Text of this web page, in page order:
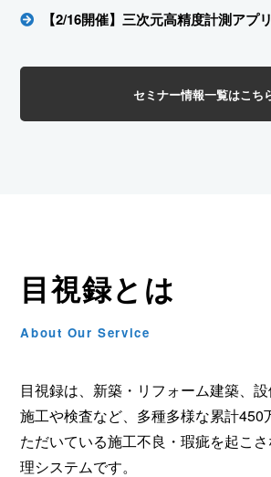
【2/16開催】三次元高精度計測アプ
セミナー情報一覧はこち
目視録とは
About Our Service
目視録は、新築・リフォーム建築、
施工や検査など、多種多様な累計450
ただいている施工不良・瑕疵を起こ
理システムです。